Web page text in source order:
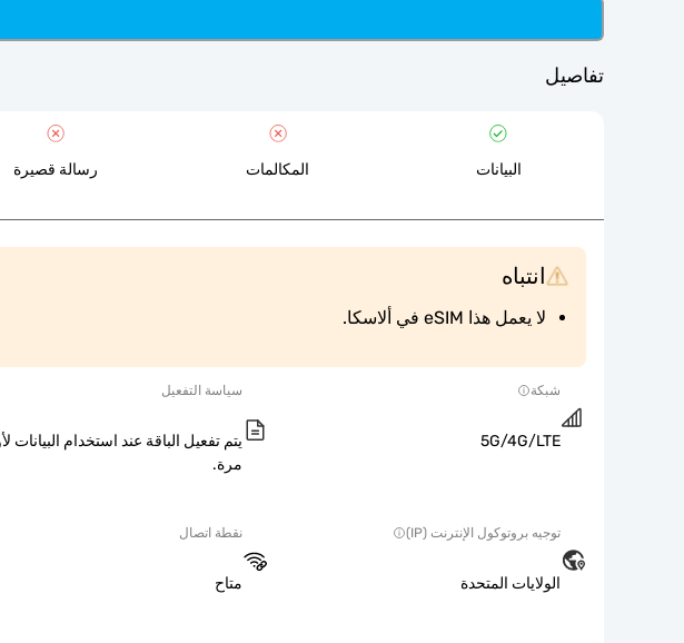
تفاصيل
البيانات المكالمات رسالة قصيرة
انتباه
لا يعمل هذا eSIM في ألاسكا.
شبكة
5G/4G/LTE
سياسة التفعيل
يتم تفعيل الباقة عند استخدام البيانات
مرة.
توجيه بروتوكول الإنترنت (IP)
الولايات المتحدة
نقطة اتصال
متاح